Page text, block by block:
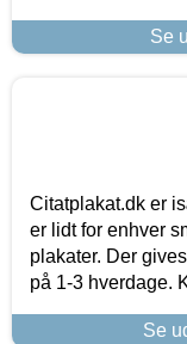
Se
Citatplakat.dk er
er lidt for enhver
plakater. Der
på 1-3 hverdage.
Se